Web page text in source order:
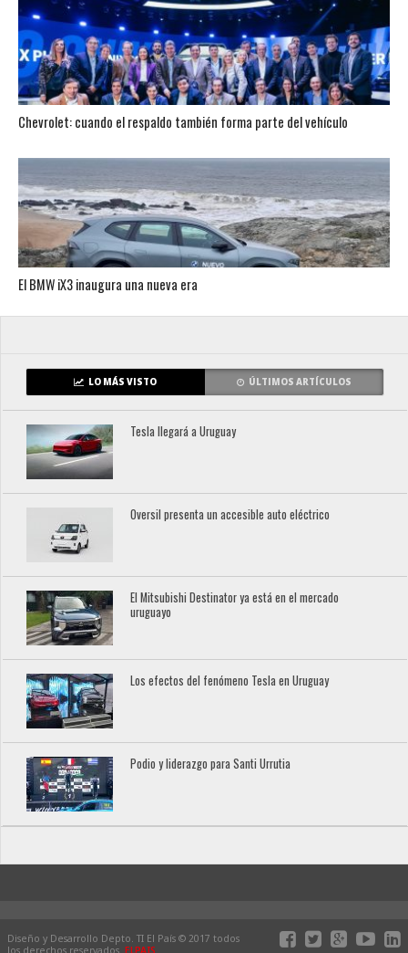
Chevrolet: cuando el respaldo también forma parte del vehículo
El BMW iX3 inaugura una nueva era
LO MÁS VISTO ÚLTIMOS ARTÍCULOS
Tesla llegará a Uruguay
Oversil presenta un accesible auto eléctrico
El Mitsubishi Destinator ya está en el mercado
uruguayo
Los efectos del fenómeno Tesla en Uruguay
Podio y liderazgo para Santi Urrutia
Diseño y Desarrollo Depto. TI El País © 2017 todos
los derechos reservados. ELPAIS